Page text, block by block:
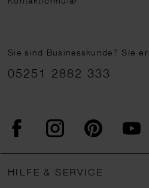
Sie sind Businesskunde?Sie
05251 2882 333
FacebookInstagram Pinterest
HILFE & SERVICE